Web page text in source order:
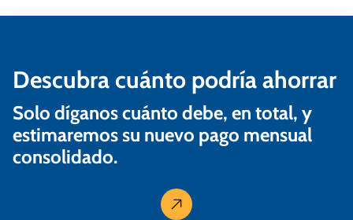
Descubra cuánto podría ahorrar
Solo díganos cuánto debe, en total, y
estimaremos su nuevo pago mensual
consolidado.